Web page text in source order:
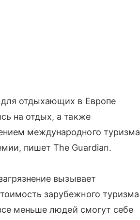
для отдыхающих в Европе
на отдых, а также
международного туризма
пишет The Guardian.
вызывает
зарубежного туризма
меньше людей смогут себе